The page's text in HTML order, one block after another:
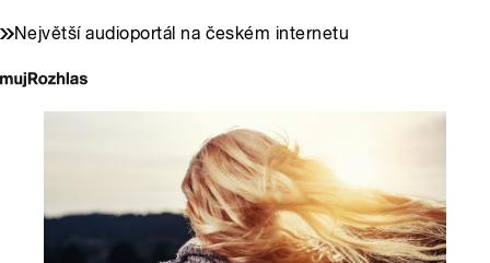
Největší audioportál na českém internetu